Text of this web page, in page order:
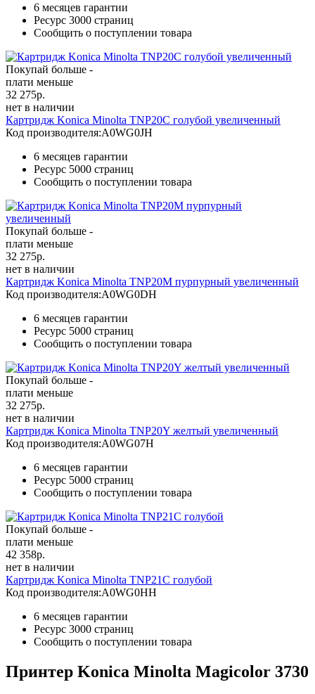
6 месяцев гарантии
Ресурс 3000 страниц
Сообщить о поступлении товара
Покупай больше -
плати меньше
32 275р.
нет в наличии
Картридж Konica Minolta TNP20C голубой увеличенный
Код производителя:A0WG0JH
6 месяцев гарантии
Ресурс 5000 страниц
Сообщить о поступлении товара
Покупай больше -
плати меньше
32 275р.
нет в наличии
Картридж Konica Minolta TNP20M пурпурный увеличенный
Код производителя:A0WG0DH
6 месяцев гарантии
Ресурс 5000 страниц
Сообщить о поступлении товара
Покупай больше -
плати меньше
32 275р.
нет в наличии
Картридж Konica Minolta TNP20Y желтый увеличенный
Код производителя:A0WG07H
6 месяцев гарантии
Ресурс 5000 страниц
Сообщить о поступлении товара
Покупай больше -
плати меньше
42 358р.
нет в наличии
Картридж Konica Minolta TNP21C голубой
Код производителя:A0WG0HH
6 месяцев гарантии
Ресурс 3000 страниц
Сообщить о поступлении товара
Принтер Konica Minolta Magicolor 3730